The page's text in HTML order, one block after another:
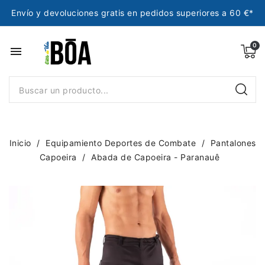
Envío y devoluciones gratis en pedidos superiores a 60 €*
menu
Inicio Equipamiento Deportes de Combate
Pantalones
Capoeira
Abada de Capoeira - Paranauê